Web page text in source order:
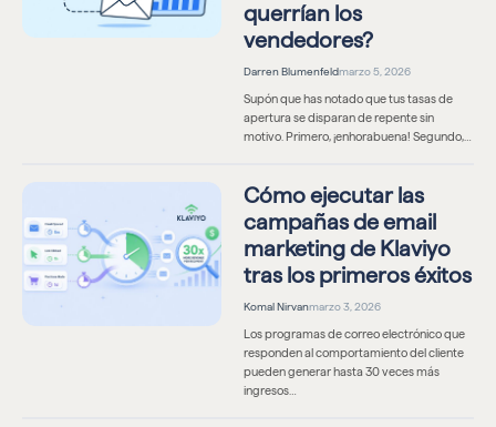
querrían los
vendedores?
Darren Blumenfeldmarzo 5, 2026
Supón que has notado que tus tasas de
apertura se disparan de repente sin
motivo. Primero, ¡enhorabuena! Segundo,…
Cómo ejecutar las
campañas de email
marketing de Klaviyo
tras los primeros éxitos
Komal Nirvanmarzo 3, 2026
Los programas de correo electrónico que
responden al comportamiento del cliente
pueden generar hasta 30 veces más
ingresos…